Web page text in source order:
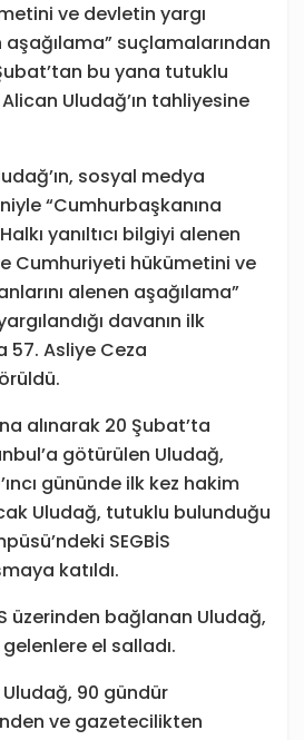
ve devletin yargı
aşağılama” suçlamalarından
bu yana tutuklu
Uludağ’ın tahliyesine
sosyal medya
“Cumhurbaşkanına
yanıltıcı bilgiyi alenen
Cumhuriyeti hükümetini ve
alenen aşağılama”
davanın ilk
57. Asliye Ceza
alınarak 20 Şubat’ta
götürülen Uludağ,
gününde ilk kez hakim
Uludağ, tutuklu bulunduğu
SEGBİS
katıldı.
üzerinden bağlanan Uludağ,
el salladı.
Uludağ, 90 gündür
ve gazetecilikten